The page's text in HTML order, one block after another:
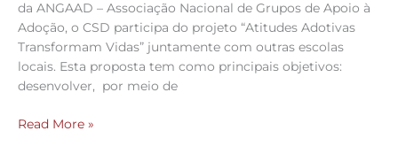
da ANGAAD – Associação Nacional de Grupos de Apoio à
Adoção, o CSD participa do projeto “Atitudes Adotivas
Transformam Vidas” juntamente com outras escolas
locais. Esta proposta tem como principais objetivos:
desenvolver, por meio de
Read More »